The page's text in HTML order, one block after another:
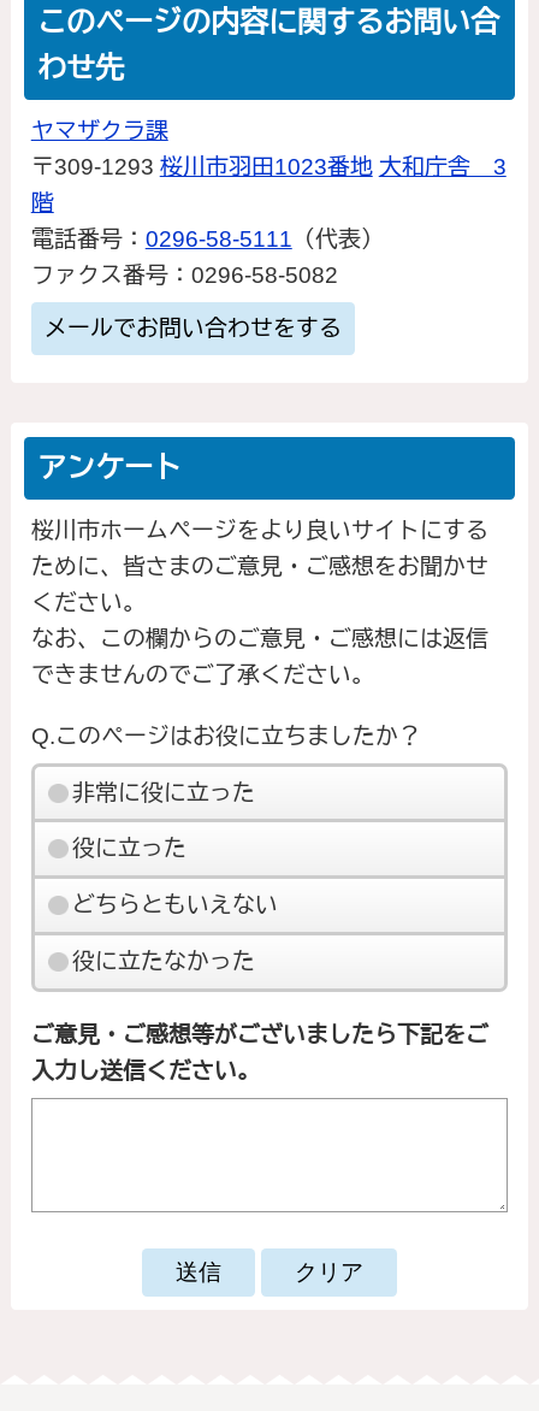
このページの内容に関するお問い合
わせ先
ヤマザクラ課
〒309-1293 桜川市羽田1023番地 大和庁舎 3
階
電話番号： 0296-58-5111 （代表）
ファクス番号：0296-58-5082
メールでお問い合わせをする
アンケート
桜川市ホームページをより良いサイトにする
ために、皆さまのご意見・ご感想をお聞かせ
ください。
なお、この欄からのご意見・ご感想には返信
できませんのでご了承ください。
Q.このページはお役に立ちましたか？
非常に役に立った
役に立った
どちらともいえない
役に立たなかった
ご意見・ご感想等がございましたら下記をご
入力し送信ください。